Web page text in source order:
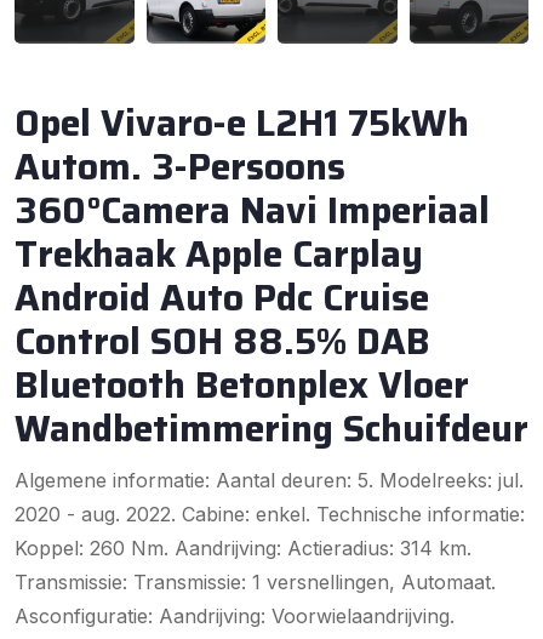
Opel Vivaro-e L2H1 75kWh
Autom. 3-Persoons
360°Camera Navi Imperiaal
Trekhaak Apple Carplay
Android Auto Pdc Cruise
Control SOH 88.5% DAB
Bluetooth Betonplex Vloer
Wandbetimmering Schuifdeur
Algemene informatie: Aantal deuren: 5. Modelreeks: jul.
2020 - aug. 2022. Cabine: enkel. Technische informatie:
Koppel: 260 Nm. Aandrijving: Actieradius: 314 km.
Transmissie: Transmissie: 1 versnellingen, Automaat.
Asconfiguratie: Aandrijving: Voorwielaandrijving.